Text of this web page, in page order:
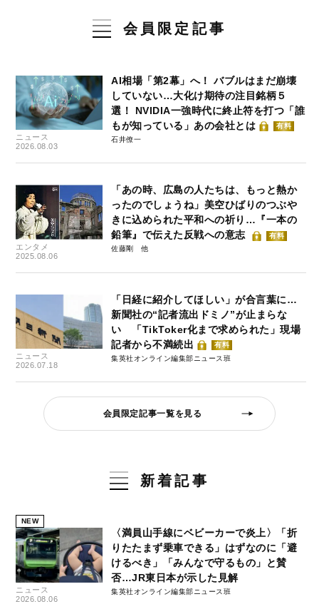
会員限定記事
ニュース
2026.08.03
AI相場「第2幕」へ！ バブルはまだ崩壊
していない…大化け期待の注目銘柄５
選！ NVIDIA一強時代に終止符を打つ「誰
もが知っている」あの会社とは
有料
石井僚一
エンタメ
2025.08.06
「あの時、広島の人たちは、もっと熱か
ったのでしょうね」美空ひばりのつぶや
きに込められた平和への祈り…『一本の
鉛筆』で伝えた反戦への意志
有料
佐藤剛
ニュース
2026.07.18
「日経に紹介してほしい」が合言葉に…
新聞社の“記者流出ドミノ”が止まらな
い 「TikToker化まで求められた」現場
記者から不満続出
有料
集英社オンライン編集部ニュース班
会員限定記事一覧を見る
新着記事
NEW
ニュース
2026.08.06
〈満員山手線にベビーカーで炎上〉「折
りたたまず乗車できる」はずなのに「避
けるべき」「みんなで守るもの」と賛
否…JR東日本が示した見解
集英社オンライン編集部ニュース班